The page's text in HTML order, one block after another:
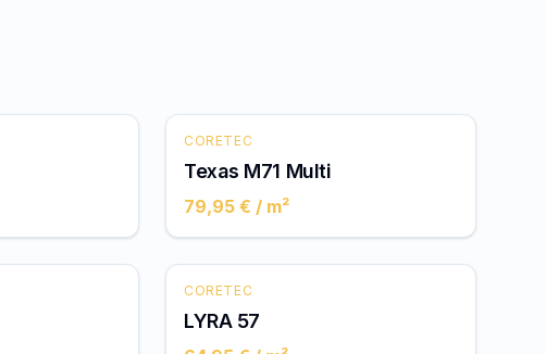
CORETEC
Texas M71 Multi
79,95 € / m²
CORETEC
LYRA 57